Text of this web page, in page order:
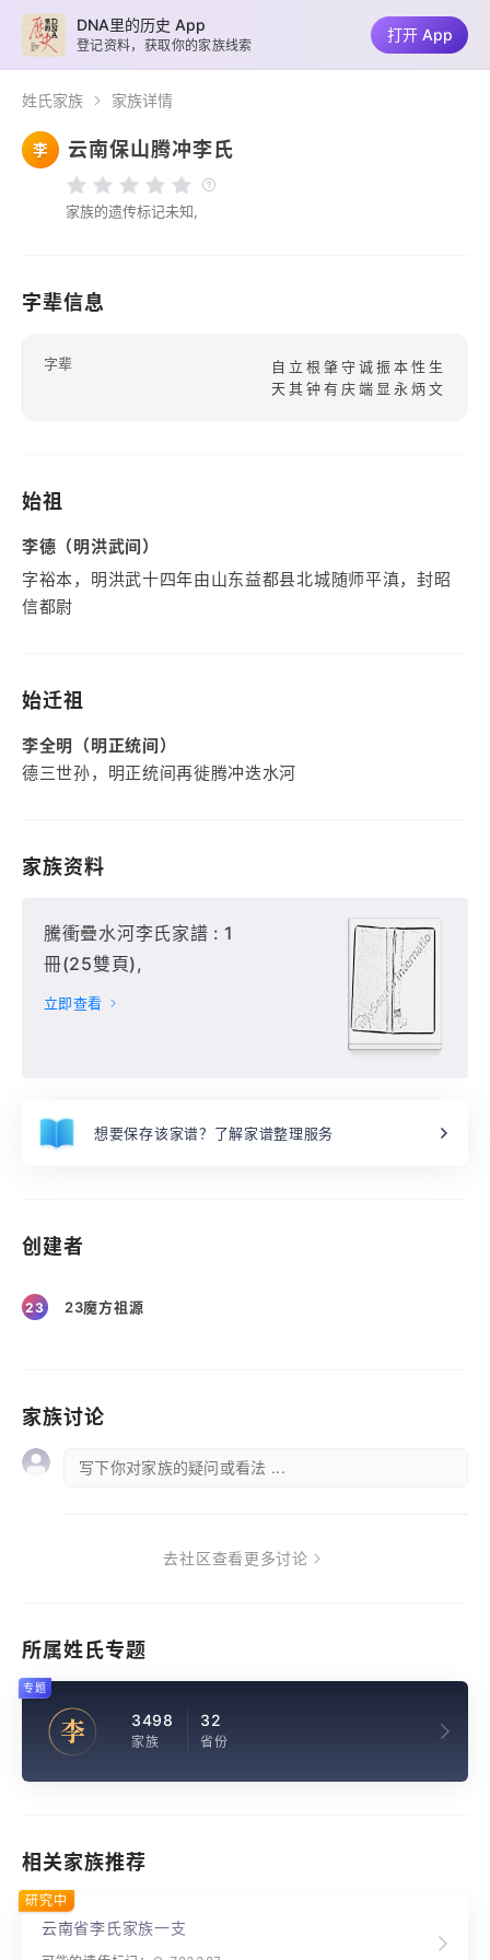
姓氏家族 家族详情
李 云南保山腾冲李氏
家族的遗传标记未知,
字辈信息
字辈
自立根肇守诚振本性生
天其钟有庆端显永炳文
始祖
李德（明洪武间）
字裕本，明洪武十四年由山东益都县北城随师平滇，封昭
信都尉
始迁祖
李全明（明正统间）
德三世孙，明正统间再徙腾冲迭水河
家族资料
騰衝疊水河李氏家譜 : 1
冊(25雙頁),
立即查看
想要保存该家谱？了解家谱整理服务
创建者
23 23魔方祖源
家族讨论
写下你对家族的疑问或看法 ...
去社区查看更多讨论
所属姓氏专题
李 3498
家族
32
省份
专题
相关家族推荐
云南省李氏家族一支
研究中
DNA里的历史 App
登记资料，获取你的家族线索
打开 App